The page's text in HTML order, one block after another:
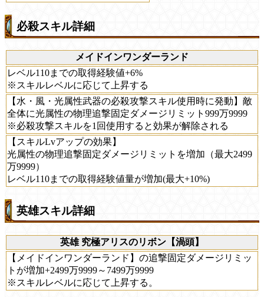
必殺スキル詳細
メイドインワンダーランド
レベル110までの取得経験値+6%
※スキルレベルに応じて上昇する
【水・風・光属性武器の必殺攻撃スキル使用時に発動】敵
全体に光属性の物理追撃固定ダメージリミット999万9999
※必殺攻撃スキルを1回使用すると効果が解除される
【スキルLvアップの効果】
光属性の物理追撃固定ダメージリミットを増加（最大2499
万9999）
レベル110までの取得経験値量が増加(最大+10%)
英雄スキル詳細
英雄 究極アリスのリボン【渦頭】
【メイドインワンダーランド】の追撃固定ダメージリミッ
トが増加+2499万9999～7499万9999
※スキルレベルに応じて上昇する。